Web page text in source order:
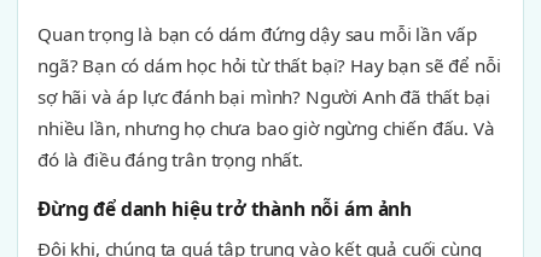
Quan trọng là bạn có dám đứng dậy sau mỗi lần vấp
ngã? Bạn có dám học hỏi từ thất bại? Hay bạn sẽ để nỗi
sợ hãi và áp lực đánh bại mình? Người Anh đã thất bại
nhiều lần, nhưng họ chưa bao giờ ngừng chiến đấu. Và
đó là điều đáng trân trọng nhất.
Đừng để danh hiệu trở thành nỗi ám ảnh
Đôi khi, chúng ta quá tập trung vào kết quả cuối cùng